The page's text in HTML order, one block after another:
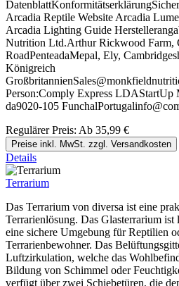
Arcadia Reptile Website Arcadia
Arcadia Lighting Guide
Nutrition Ltd.Arthur Rickwood Farm,
RoadPenteadaMepal, Ely,
Königreich
Person:Comply Express LDAStartUp
da9020-105
Regulärer Preis: Ab 35,99 €
Preise inkl. MwSt. zzgl. Versandkosten
Details
Terrarium
Das Terrarium von diversa ist eine
Terrarienlösung. Das Glasterrarium
eine sichere Umgebung für Reptilien
Terrarienbewohner. Das
Luftzirkulation, welche das
Bildung von Schimmel oder
verfügt über zwei Schiebetüren, die